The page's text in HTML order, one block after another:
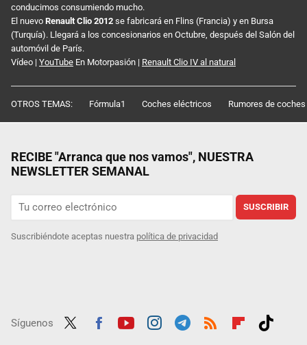
conducimos consumiendo mucho.
El nuevo Renault Clio 2012 se fabricará en Flins (Francia) y en Bursa
(Turquía). Llegará a los concesionarios en Octubre, después del Salón del
automóvil de París.
Vídeo | YouTube En Motorpasión | Renault Clio IV al natural
OTROS TEMAS: Fórmula1 Coches eléctricos Rumores de coches
RECIBE "Arranca que nos vamos", NUESTRA
NEWSLETTER SEMANAL
SUSCRIBIR
Suscribiéndote aceptas nuestra política de privacidad
Síguenos